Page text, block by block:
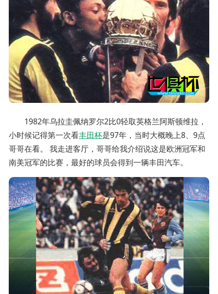
1982年乌拉圭佩纳罗尔2比0轻取英格兰阿斯顿维拉，
小时候记得第一次看丰田杯是97年，当时大概晚上8、9点
哥哥在看。 我走进客厅，哥哥给我介绍说这是欧洲冠军和
南美冠军的比赛，最好的球员会得到一辆丰田汽车。